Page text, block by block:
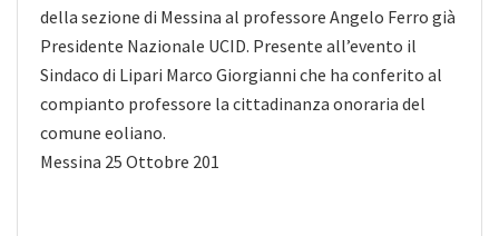
della sezione di Messina al professore Angelo Ferro già
Presidente Nazionale UCID. Presente all’evento il
Sindaco di Lipari Marco Giorgianni che ha conferito al
compianto professore la cittadinanza onoraria del
comune eoliano.
Messina 25 Ottobre 201